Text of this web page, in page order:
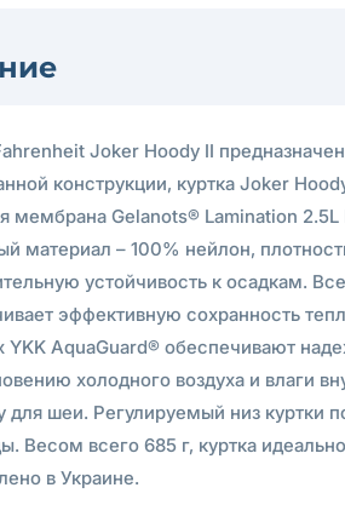
Joker Hoody II
конструкции, куртка Joker
мембрана Gelanots® Lamination
материал – 100% нейлон,
устойчивость к осадкам.
эффективную сохранность
YKK AquaGuard® обеспечивают
холодного воздуха и влаги
для шеи. Регулируемый низ куртки
Весом всего 685 г, куртка
в Украине.